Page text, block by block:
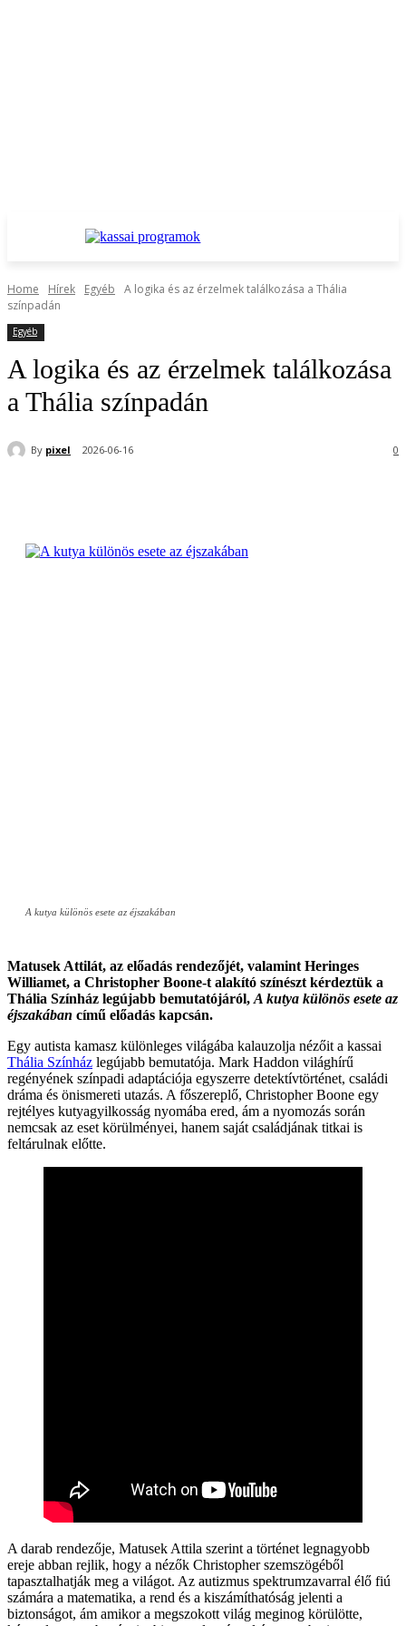
Home Hírek Egyéb
A logika és az érzelmek találkozása a Thália
színpadán
Egyéb
A logika és az érzelmek találkozása
a Thália színpadán
By pixel 2026-06-16 0
A kutya különös esete az éjszakában
Matusek Attilát, az előadás rendezőjét, valamint Heringes
Williamet, a Christopher Boone-t alakító színészt kérdeztük a
Thália Színház legújabb bemutatójáról, A kutya különös esete az
éjszakában című előadás kapcsán.
Egy autista kamasz különleges világába kalauzolja nézőit a kassai
Thália Színház legújabb bemutatója. Mark Haddon világhírű
regényének színpadi adaptációja egyszerre detektívtörténet, családi
dráma és önismereti utazás. A főszereplő, Christopher Boone egy
rejtélyes kutyagyilkosság nyomába ered, ám a nyomozás során
nemcsak az eset körülményei, hanem saját családjának titkai is
feltárulnak előtte.
A darab rendezője, Matusek Attila szerint a történet legnagyobb
ereje abban rejlik, hogy a nézők Christopher szemszögéből
tapasztalhatják meg a világot. Az autizmus spektrumzavarral élő fiú
számára a matematika, a rend és a kiszámíthatóság jelenti a
biztonságot, ám amikor a megszokott világ meginog körülötte,